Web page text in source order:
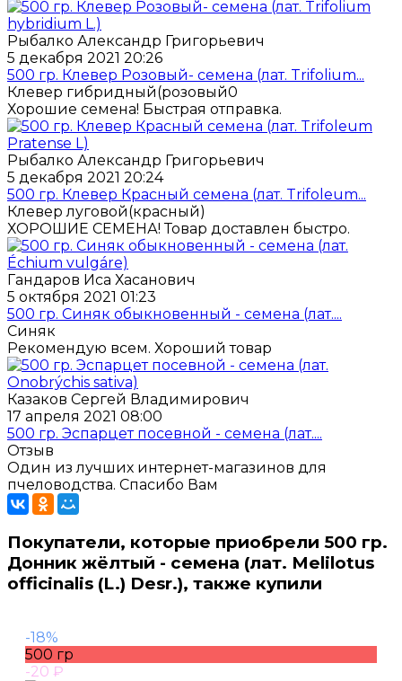
Рыбалко Александр Григорьевич
5 декабря 2021 20:26
500 гр. Клевер Розовый- семена (лат. Trifolium...
Клевер гибридный(розовый0
Хорошие семена! Быстрая отправка.
Рыбалко Александр Григорьевич
5 декабря 2021 20:24
500 гр. Клевер Красный семена (лат. Trifoleum...
Клевер луговой(красный)
ХОРОШИЕ СЕМЕНА! Товар доставлен быстро.
Гандаров Иса Хасанович
5 октября 2021 01:23
500 гр. Синяк обыкновенный - семена (лат....
Синяк
Рекомендую всем. Хороший товар
Казаков Сергей Владимирович
17 апреля 2021 08:00
500 гр. Эспарцет посевной - семена (лат....
Отзыв
Один из лучших интернет-магазинов для
пчеловодства. Спасибо Вам
Покупатели, которые приобрели 500 гр.
Донник жёлтый - семена (лат. Melilo­tus
officinalis (L.) Desr.), также купили
-18%
500 гр
-20 ₽